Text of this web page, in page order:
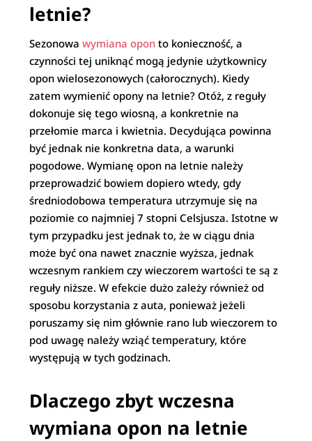
letnie?
Sezonowawymiana opon to konieczność, a
czynności tej uniknąć mogą jedynie użytkownicy
opon wielosezonowych (całorocznych). Kiedy
zatem wymienić opony na letnie? Otóż, z reguły
dokonuje się tego wiosną, a konkretnie na
przełomie marca i kwietnia. Decydująca powinna
być jednak nie konkretna data, a warunki
pogodowe. Wymianę opon na letnie należy
przeprowadzić bowiem dopiero wtedy, gdy
średniodobowa temperatura utrzymuje się na
poziomie co najmniej 7 stopni Celsjusza. Istotne w
tym przypadku jest jednak to, że w ciągu dnia
może być ona nawet znacznie wyższa, jednak
wczesnym rankiem czy wieczorem wartości te są z
reguły niższe. W efekcie dużo zależy również od
sposobu korzystania z auta, ponieważ jeżeli
poruszamy się nim głównie rano lub wieczorem to
pod uwagę należy wziąć temperatury, które
występują w tych godzinach.
Dlaczego zbyt wczesna
wymiana opon na letnie